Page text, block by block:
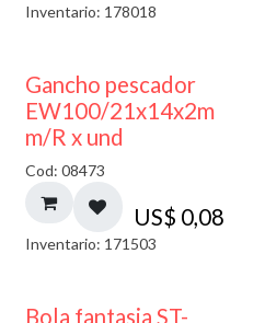
Inventario: 178018
Gancho pescador
EW100/21x14x2m
m/R x und
Cod: 08473
US$ 0,08
Inventario: 171503
Bola fantasia ST-